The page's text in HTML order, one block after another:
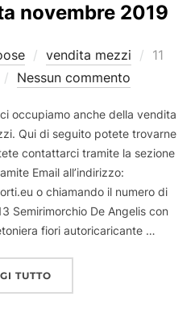
novembre 2019
vendita mezzi
11
Nessun commento
occupiamo anche della vendita
Qui di seguito potete trovarne
contattarci tramite la sezione
Email all’indirizzo:
o chiamando il numero di
Semirimorchio De Angelis con
fiori autoricaricante …
TUTTO“MEZZI IN VENDITA